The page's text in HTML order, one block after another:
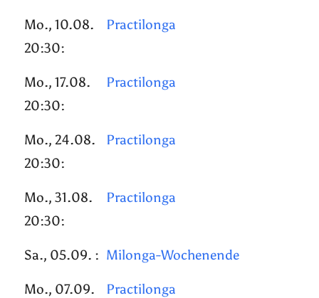
Mo., 10.08.
20:30:
Practilonga
Mo., 17.08.
20:30:
Practilonga
Mo., 24.08.
20:30:
Practilonga
Mo., 31.08.
20:30:
Practilonga
Sa., 05.09. : Milonga-Wochenende
Mo., 07.09.
Practilonga